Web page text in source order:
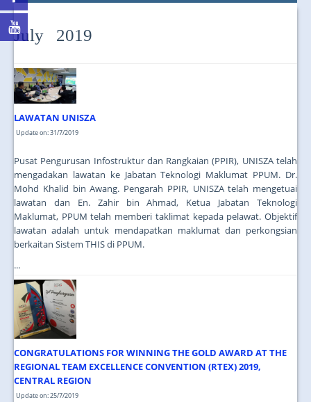
July 2019
LAWATAN UNISZA
Update on: 31/7/2019
Pusat Pengurusan Infostruktur dan Rangkaian (PPIR), UNISZA telah
mengadakan lawatan ke Jabatan Teknologi Maklumat PPUM. Dr.
Mohd Khalid bin Awang. Pengarah PPIR, UNISZA telah mengetuai
lawatan dan En. Zahir bin Ahmad, Ketua Jabatan Teknologi
Maklumat, PPUM telah memberi taklimat kepada pelawat. Objektif
lawatan adalah untuk mendapatkan maklumat dan perkongsian
berkaitan Sistem THIS di PPUM.
...
CONGRATULATIONS FOR WINNING THE GOLD AWARD AT THE
REGIONAL TEAM EXCELLENCE CONVENTION (RTEX) 2019,
CENTRAL REGION
Update on: 25/7/2019